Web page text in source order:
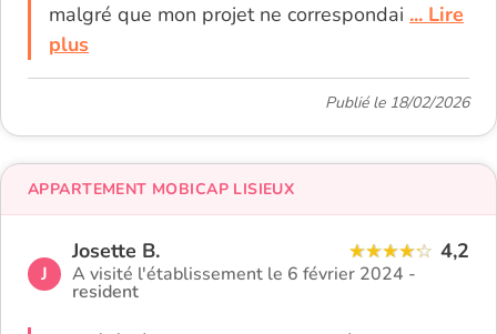
malgré que mon projet ne correspondai ... Lire
plus
Publié le 18/02/2026
J
Josette B. 4,2
A visité l'établissement le 6 février 2024 -
resident
APPARTEMENT MOBICAP LISIEUX